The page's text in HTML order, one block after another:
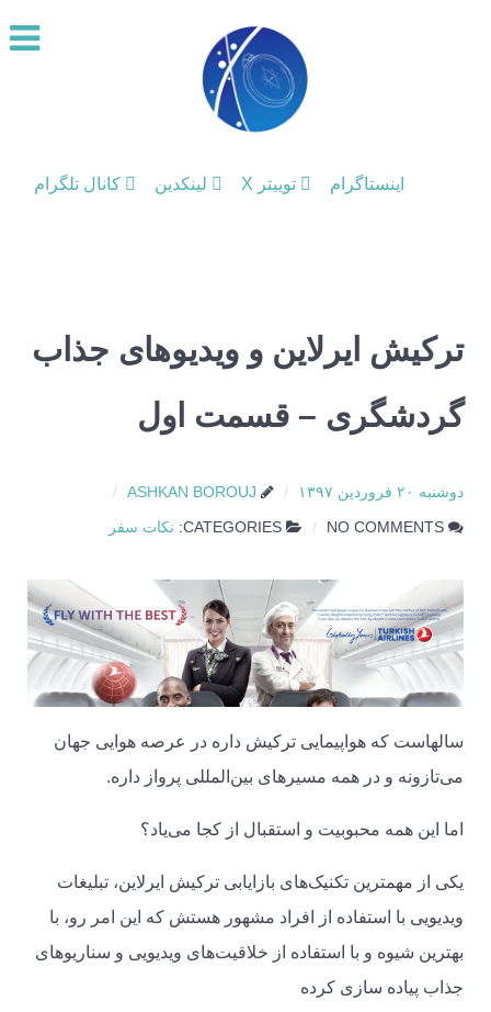
اینستاگرام توییتر X لینکدین کانال تلگرام
ترکیش ایرلاین و ویدیوهای جذاب
گردشگری – قسمت اول
دوشنبه ۲۰ فروردین ۱۳۹۷ ASHKAN BOROUJ
NO COMMENTS
CATEGORIES: نکات سفر
سالهاست که هواپیمایی ترکیش داره در عرصه هوایی جهان
می‌تازونه و در همه مسیرهای بین‌المللی پرواز داره.
اما این همه محبوبیت و استقبال از کجا می‌یاد؟
یکی از مهمترین تکنیک‌های بازایابی ترکیش ایرلاین، تبلیغات
ویدیویی با استفاده از افراد مشهور هستش که این امر رو، با
بهترین شیوه و با استفاده از خلاقیت‌های ویدیویی و سناریوهای
جذاب پیاده سازی کرده